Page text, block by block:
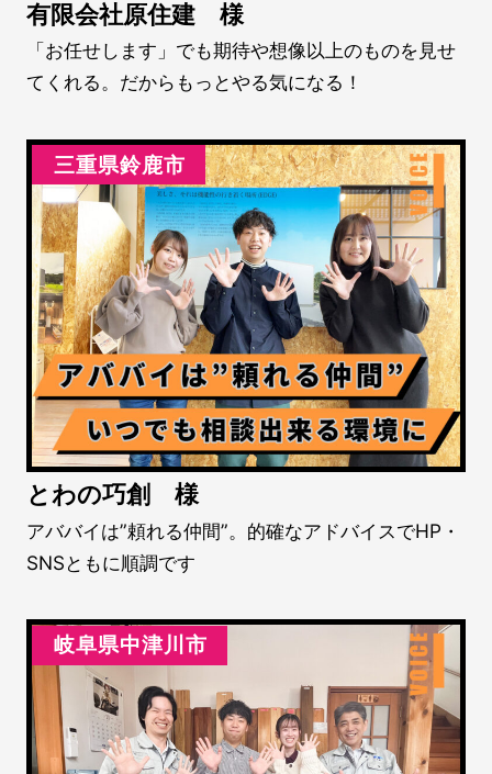
有限会社原住建 様
「お任せします」でも期待や想像以上のものを見せ
てくれる。だからもっとやる気になる！
三重県鈴鹿市
とわの巧創 様
アババイは”頼れる仲間”。的確なアドバイスでHP・
SNSともに順調です
岐阜県中津川市